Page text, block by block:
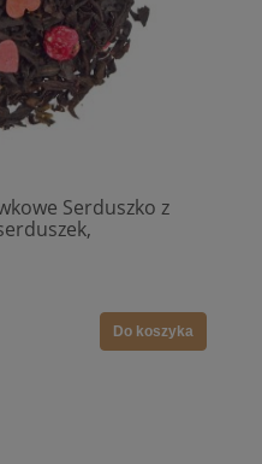
Serduszko z
Do koszyka